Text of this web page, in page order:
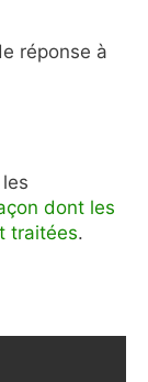
réponse à
dont les
traitées.